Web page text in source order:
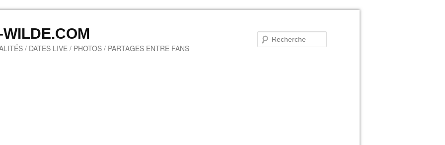
/ DATES LIVE / PHOTOS / PARTAGES ENTRE FANS